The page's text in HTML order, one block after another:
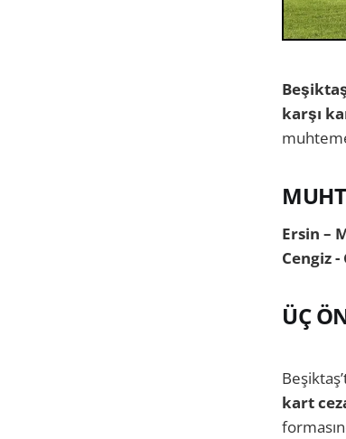
karşı
Ersin –
Cengiz -
ÜÇ
kart